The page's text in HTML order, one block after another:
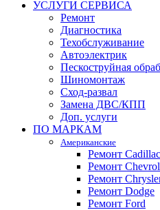
УСЛУГИ СЕРВИСА
Ремонт
Диагностика
Техобслуживание
Автоэлектрик
Пескоструйная
Шиномонтаж
Сход-развал
Замена ДВС/КПП
Доп. услуги
ПО МАРКАМ
Американские
Ремонт Cadillac
Ремонт
Ремонт
Ремонт Dodge
Ремонт Ford